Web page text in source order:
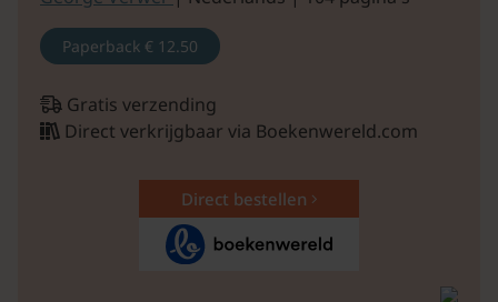
Paperback € 12.50
Gratis verzending
Direct verkrijgbaar via Boekenwereld.com
Direct bestellen